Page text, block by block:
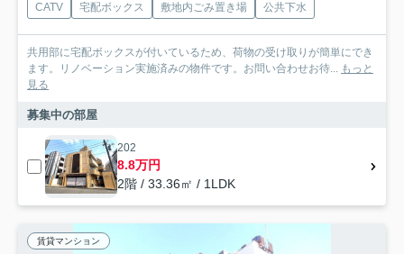
CATV 宅配ボックス 敷地内ごみ置き場 公共下水
共用部に宅配ボックスが付いているため、荷物の受け取りが簡単にでき
ます。リノベーション実施済みの物件です。お問い合わせお待... もっと
見る
募集中の部屋
202
8.8万円
2階 / 33.36㎡ / 1LDK
賃貸マンション